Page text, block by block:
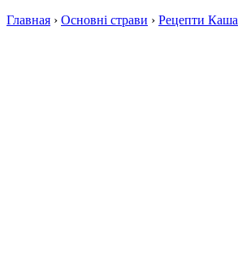
Главная › Основні страви › Рецепти Каша